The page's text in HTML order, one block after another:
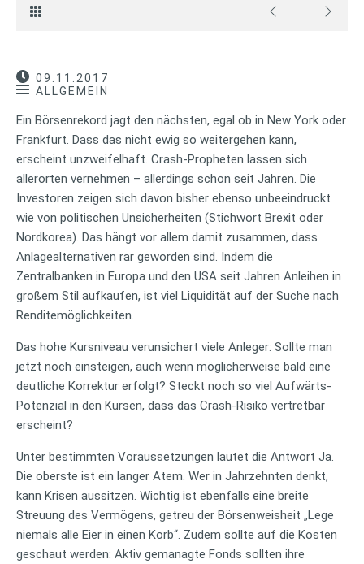
09.11.2017
ALLGEMEIN
Ein Börsenrekord jagt den nächsten, egal ob in New York oder
Frankfurt. Dass das nicht ewig so weitergehen kann,
erscheint unzweifelhaft. Crash-Propheten lassen sich
allerorten vernehmen – allerdings schon seit Jahren. Die
Investoren zeigen sich davon bisher ebenso unbeeindruckt
wie von politischen Unsicherheiten (Stichwort Brexit oder
Nordkorea). Das hängt vor allem damit zusammen, dass
Anlagealternativen rar geworden sind. Indem die
Zentralbanken in Europa und den USA seit Jahren Anleihen in
großem Stil aufkaufen, ist viel Liquidität auf der Suche nach
Renditemöglichkeiten.
Das hohe Kursniveau verunsichert viele Anleger: Sollte man
jetzt noch einsteigen, auch wenn möglicherweise bald eine
deutliche Korrektur erfolgt? Steckt noch so viel Aufwärts-
Potenzial in den Kursen, dass das Crash-Risiko vertretbar
erscheint?
Unter bestimmten Voraussetzungen lautet die Antwort Ja.
Die oberste ist ein langer Atem. Wer in Jahrzehnten denkt,
kann Krisen aussitzen. Wichtig ist ebenfalls eine breite
Streuung des Vermögens, getreu der Börsenweisheit „Lege
niemals alle Eier in einen Korb“. Zudem sollte auf die Kosten
geschaut werden: Aktiv gemanagte Fonds sollten ihre